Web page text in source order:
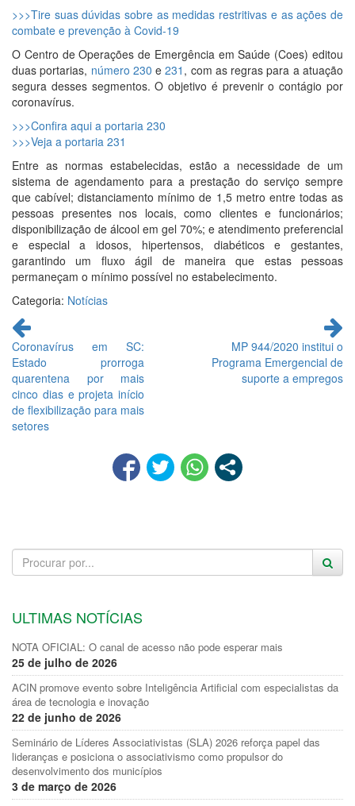
>>>Tire suas dúvidas sobre as medidas restritivas e as ações de
combate e prevenção à Covid-19
O Centro de Operações de Emergência em Saúde (Coes) editou
duas portarias, número 230 e231 , com as regras para a atuação
segura desses segmentos. O objetivo é prevenir o contágio por
coronavírus.
>>>Confira aqui a portaria 230
>>>Veja a portaria 231
Entre as normas estabelecidas, estão a necessidade de um
sistema de agendamento para a prestação do serviço sempre
que cabível; distanciamento mínimo de 1,5 metro entre todas as
pessoas presentes nos locais, como clientes e funcionários;
disponibilização de álcool em gel 70%; e atendimento preferencial
e especial a idosos, hipertensos, diabéticos e gestantes,
garantindo um fluxo ágil de maneira que estas pessoas
permaneçam o mínimo possível no estabelecimento.
Categoria: Notícias
Continue
lendo
Coronavírus em SC:
Estado prorroga
quarentena por mais
cinco dias e projeta início
de flexibilização para mais
setores
MP 944/2020 institui o
Programa Emergencial de
suporte a empregos
ULTIMAS NOTÍCIAS
NOTA OFICIAL: O canal de acesso não pode esperar mais
25 de julho de 2026
ACIN promove evento sobre Inteligência Artificial com especialistas da
área de tecnologia e inovação
22 de junho de 2026
Seminário de Líderes Associativistas (SLA) 2026 reforça papel das
lideranças e posiciona o associativismo como propulsor do
desenvolvimento dos municípios
3 de março de 2026